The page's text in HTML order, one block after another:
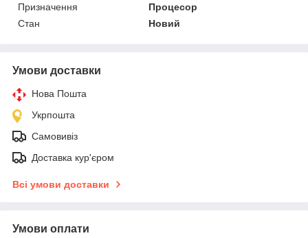
Призначення
Процесор
Стан
Новий
Умови доставки
Нова Пошта
Укрпошта
Самовивіз
Доставка кур'єром
Всі умови доставки
Умови оплати